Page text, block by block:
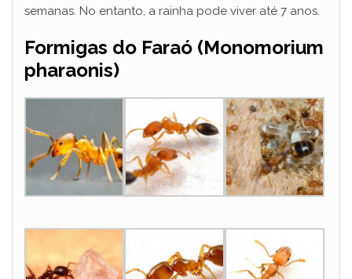
semanas. No entanto, a rainha pode viver até 7 anos.
Formigas do Faraó (Monomorium
pharaonis)